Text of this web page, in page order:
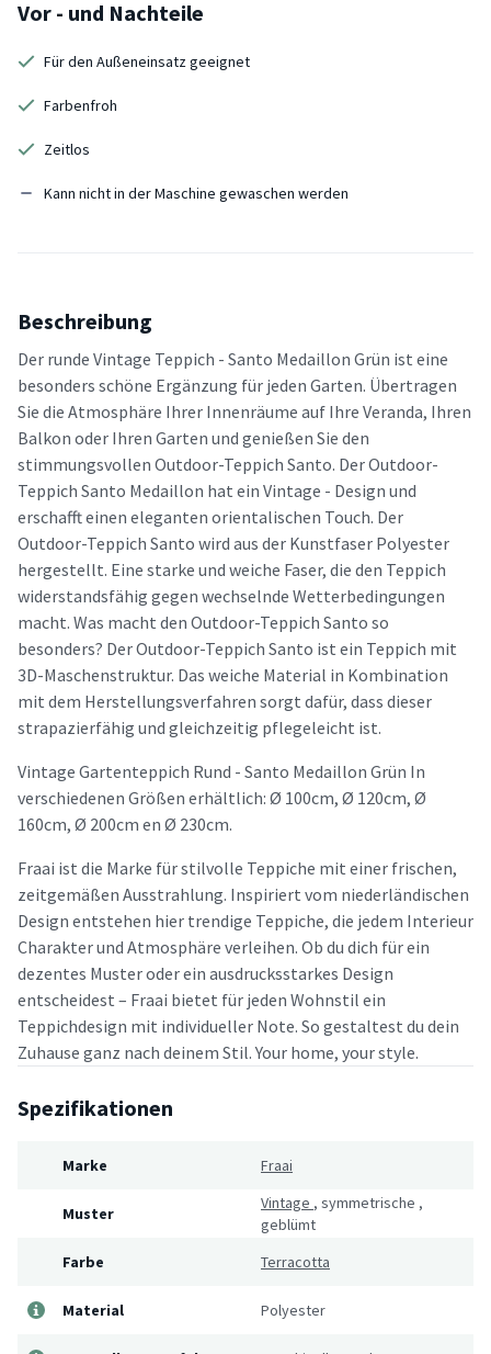
Vor - und Nachteile
Für den Außeneinsatz geeignet
Farbenfroh
Zeitlos
Kann nicht in der Maschine gewaschen werden
Beschreibung
Der runde Vintage Teppich - Santo Medaillon Grün ist eine
besonders schöne Ergänzung für jeden Garten. Übertragen
Sie die Atmosphäre Ihrer Innenräume auf Ihre Veranda, Ihren
Balkon oder Ihren Garten und genießen Sie den
stimmungsvollen Outdoor-Teppich Santo. Der Outdoor-
Teppich Santo Medaillon hat ein Vintage - Design und
erschafft einen eleganten orientalischen Touch. Der
Outdoor-Teppich Santo wird aus der Kunstfaser Polyester
hergestellt. Eine starke und weiche Faser, die den Teppich
widerstandsfähig gegen wechselnde Wetterbedingungen
macht. Was macht den Outdoor-Teppich Santo so
besonders? Der Outdoor-Teppich Santo ist ein Teppich mit
3D-Maschenstruktur. Das weiche Material in Kombination
mit dem Herstellungsverfahren sorgt dafür, dass dieser
strapazierfähig und gleichzeitig pflegeleicht ist.
Vintage Gartenteppich Rund - Santo Medaillon Grün In
verschiedenen Größen erhältlich: Ø 100cm, Ø 120cm, Ø
160cm, Ø 200cm en Ø 230cm.
Fraai ist die Marke für stilvolle Teppiche mit einer frischen,
zeitgemäßen Ausstrahlung. Inspiriert vom niederländischen
Design entstehen hier trendige Teppiche, die jedem Interieur
Charakter und Atmosphäre verleihen. Ob du dich für ein
dezentes Muster oder ein ausdrucksstarkes Design
entscheidest – Fraai bietet für jeden Wohnstil ein
Teppichdesign mit individueller Note. So gestaltest du dein
Zuhause ganz nach deinem Stil. Your home, your style.
Spezifikationen
Marke Fraai
Muster
Vintage , symmetrische ,
geblümt
Farbe
Terracotta
Material Polyester